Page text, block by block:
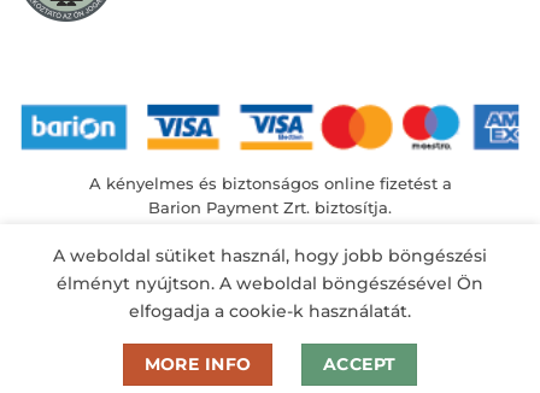
A kényelmes és biztonságos online fizetést a
Barion Payment Zrt. biztosítja.
A weboldal sütiket használ, hogy jobb böngészési
élményt nyújtson. A weboldal böngészésével Ön
elfogadja a cookie-k használatát.
MORE INFO ACCEPT